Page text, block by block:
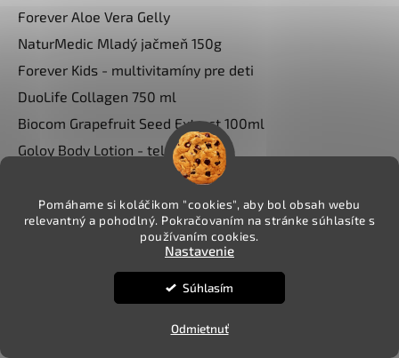
Pomáhame si koláčikom "cookies", aby bol obsah webu
relevantný a pohodlný. Pokračovaním na stránke súhlasíte s
používaním cookies.
Nastavenie
Odmietnuť
Súhlasím
i
s
u
Forever Aloe Vera Gelly
NaturMedic Mladý jačmeň 150g
Forever Kids - multivitamíny pre deti
DuoLife Collagen 750 ml
Biocom Grapefruit Seed Extract 100ml
Goloy Body Lotion - telové mlieko
Predávané značky